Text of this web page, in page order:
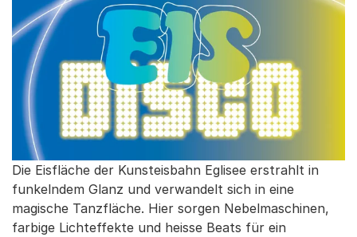
Die Eisfläche der Kunsteisbahn Eglisee erstrahlt in
funkelndem Glanz und verwandelt sich in eine
magische Tanzfläche. Hier sorgen Nebelmaschinen,
farbige Lichteffekte und heisse Beats für ein